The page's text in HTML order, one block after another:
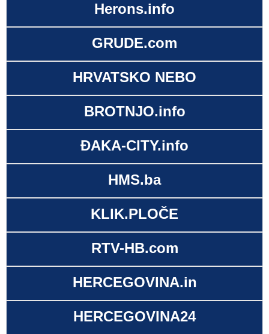
Herons.info
GRUDE.com
HRVATSKO NEBO
BROTNJO.info
ĐAKA-CITY.info
HMS.ba
KLIK.PLOČE
RTV-HB.com
HERCEGOVINA.in
HERCEGOVINA24